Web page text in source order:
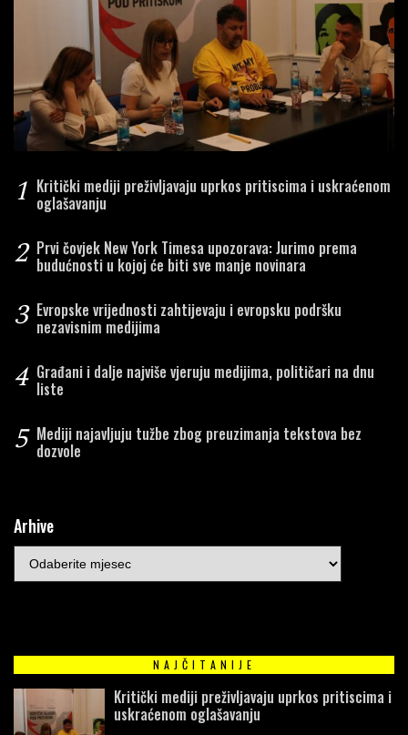
1 Kritički mediji preživljavaju uprkos pritiscima i uskraćenom
oglašavanju
2 Prvi čovjek New York Timesa upozorava: Jurimo prema
budućnosti u kojoj će biti sve manje novinara
3 Evropske vrijednosti zahtijevaju i evropsku podršku
nezavisnim medijima
4 Građani i dalje najviše vjeruju medijima, političari na dnu
liste
5 Mediji najavljuju tužbe zbog preuzimanja tekstova bez
dozvole
Arhive
NAJČITANIJE
Kritički mediji preživljavaju uprkos pritiscima i
uskraćenom oglašavanju